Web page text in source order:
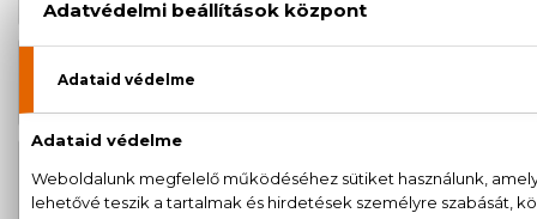
Marokkói Argánolaj
Szemkörnyékápoló szérum 30 ml
5.590 Ft